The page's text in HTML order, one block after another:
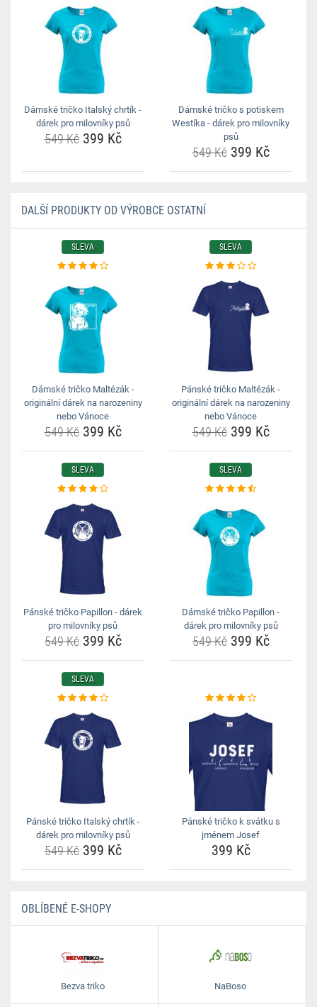
Dámské tričko Italský chrtík -
dárek pro milovníky psů
549 Kč399 Kč
Dámské tričko s potiskem
Westíka - dárek pro milovníky
psů
549 Kč399 Kč
DALŠÍ PRODUKTY OD VÝROBCE OSTATNÍ
SLEVA
Dámské tričko Maltézák -
originální dárek na narozeniny
nebo Vánoce
549 Kč399 Kč
SLEVA
Pánské tričko Maltézák -
originální dárek na narozeniny
nebo Vánoce
549 Kč399 Kč
SLEVA
Pánské tričko Papillon - dárek
pro milovníky psů
549 Kč399 Kč
SLEVA
Dámské tričko Papillon -
dárek pro milovníky psů
549 Kč399 Kč
SLEVA
Pánské tričko Italský chrtík -
dárek pro milovníky psů
549 Kč399 Kč
Pánské tričko k svátku s
jménem Josef
399 Kč
OBLÍBENÉ E-SHOPY
Bezva triko NaBoso